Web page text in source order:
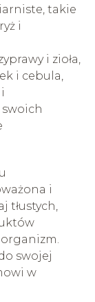
takie
i
i zioła,
i cebula,
i
tłustych,
swojej
w